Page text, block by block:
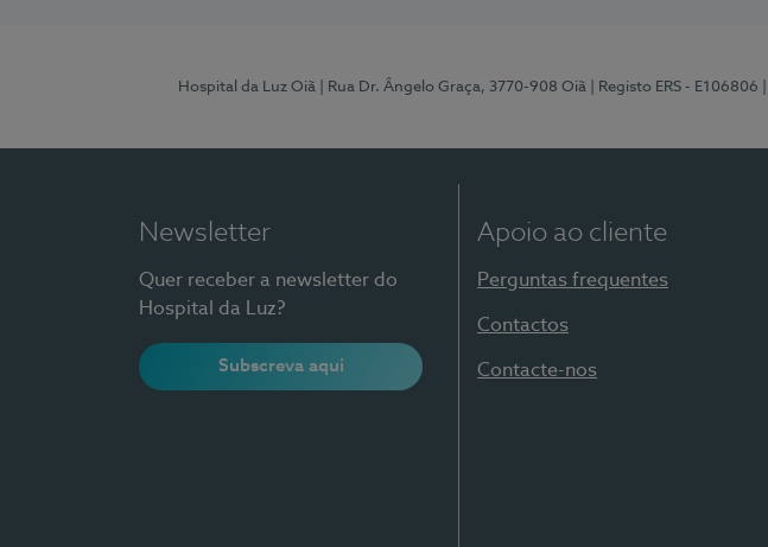
Hospital da Luz Oiã | Rua Dr. Ângelo Graça, 3770-908 Oiã | Registo ERS - E106806
Newsletter
Quer receber a newsletter do
Hospital da Luz?
Subscreva aqui
Apoio ao cliente
Perguntas frequentes
Contactos
Contacte-nos